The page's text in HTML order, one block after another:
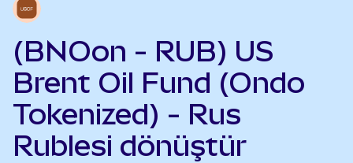
(BNOon - RUB) US
Brent Oil Fund (Ondo
Tokenized) - Rus
Rublesi dönüştür